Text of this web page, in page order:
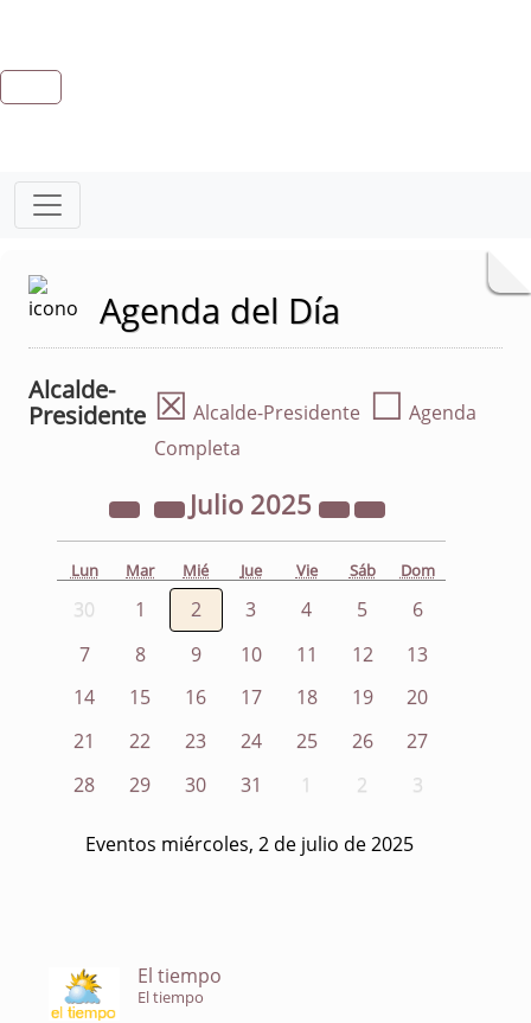
Agenda del Día
Alcalde-
Presidente ☒ Alcalde-Presidente ☐ Agenda
Completa
Julio 2025
Lun Mar Mié Jue Vie Sáb Dom
30 1 2 3 4 5
6
7
8 9 10 11 12
13
14
15 16 17 18 19
20
21
22 23 24 25 26
27
28
29 30 31 1 2 3
Eventos miércoles, 2 de julio de 2025
El tiempo
El tiempo